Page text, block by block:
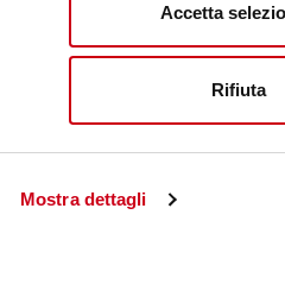
Mostra dettagli
Accetta
Rifiuta
Unternehmenswebsite